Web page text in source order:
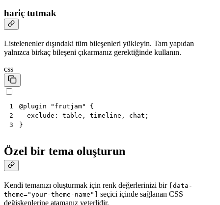
hariç tutmak
Listelenenler dışındaki tüm bileşenleri yükleyin. Tam yapıdan
yalnızca birkaç bileşeni çıkarmanız gerektiğinde kullanın.
css
1
2
3
@plugin "frutjam"
{
exclude : table , timeline , chat ;
}
Özel bir tema oluşturun
Kendi temanızı oluşturmak için renk değerlerinizi bir [data-
theme="your-theme-name"] seçici içinde sağlanan CSS
değişkenlerine atamanız yeterlidir.